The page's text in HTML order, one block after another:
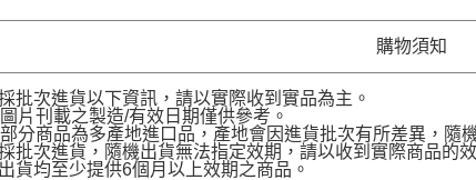
購物須知
批次進貨以下資訊，請以實際收到實品為主。
刊載之製造/有效日期僅供參考。
商品為多產地進口品，產地會因進貨批次有所差異，隨
批次進貨，隨機出貨無法指定效期，請以收到實際商品的
貨均至少提供6個月以上效期之商品。